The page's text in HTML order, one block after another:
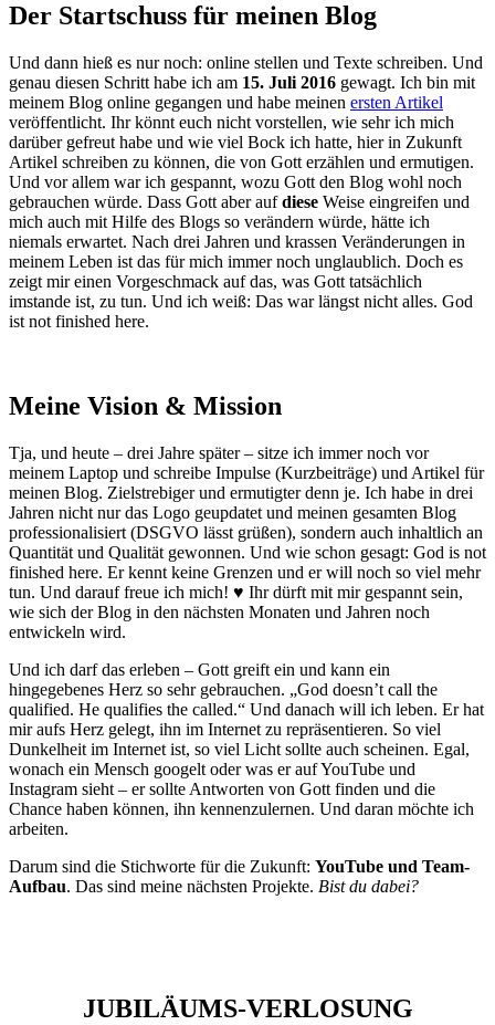
Der Startschuss für meinen Blog
Und dann hieß es nur noch: online stellen und Texte schreiben. Und
genau diesen Schritt habe ich am 15. Juli 2016 gewagt. Ich bin mit
meinem Blog online gegangen und habe meinen ersten Artikel
veröffentlicht. Ihr könnt euch nicht vorstellen, wie sehr ich mich
darüber gefreut habe und wie viel Bock ich hatte, hier in Zukunft
Artikel schreiben zu können, die von Gott erzählen und ermutigen.
Und vor allem war ich gespannt, wozu Gott den Blog wohl noch
gebrauchen würde. Dass Gott aber aufdiese Weise eingreifen und
mich auch mit Hilfe des Blogs so verändern würde, hätte ich
niemals erwartet. Nach drei Jahren und krassen Veränderungen in
meinem Leben ist das für mich immer noch unglaublich. Doch es
zeigt mir einen Vorgeschmack auf das, was Gott tatsächlich
imstande ist, zu tun. Und ich weiß: Das war längst nicht alles. God
ist not finished here.
Meine Vision & Mission
Tja, und heute – drei Jahre später – sitze ich immer noch vor
meinem Laptop und schreibe Impulse (Kurzbeiträge) und Artikel für
meinen Blog. Zielstrebiger und ermutigter denn je. Ich habe in drei
Jahren nicht nur das Logo geupdatet und meinen gesamten Blog
professionalisiert (DSGVO lässt grüßen), sondern auch inhaltlich an
Quantität und Qualität gewonnen. Und wie schon gesagt: God is not
finished here. Er kennt keine Grenzen und er will noch so viel mehr
tun. Und darauf freue ich mich! ♥ Ihr dürft mit mir gespannt sein,
wie sich der Blog in den nächsten Monaten und Jahren noch
entwickeln wird.
Und ich darf das erleben – Gott greift ein und kann ein
hingegebenes Herz so sehr gebrauchen. „God doesn’t call the
qualified. He qualifies the called.“ Und danach will ich leben. Er hat
mir aufs Herz gelegt, ihn im Internet zu repräsentieren. So viel
Dunkelheit im Internet ist, so viel Licht sollte auch scheinen. Egal,
wonach ein Mensch googelt oder was er auf YouTube und
Instagram sieht – er sollte Antworten von Gott finden und die
Chance haben können, ihn kennenzulernen. Und daran möchte ich
arbeiten.
Darum sind die Stichworte für die Zukunft: YouTube und Team-
Aufbau. Das sind meine nächsten Projekte. Bist du dabei?
JUBILÄUMS-VERLOSUNG